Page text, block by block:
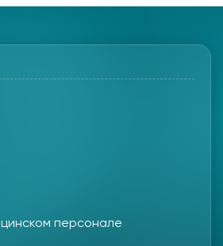
персонале